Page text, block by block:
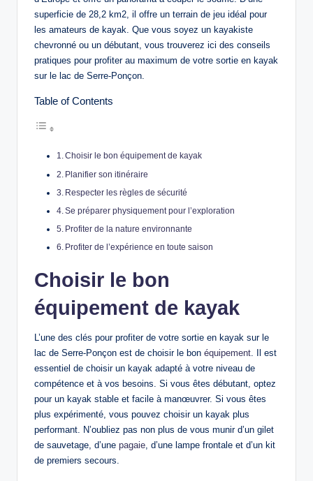
superficie de 28,2 km2, il offre un terrain de jeu idéal pour
les amateurs de kayak. Que vous soyez un kayakiste
chevronné ou un débutant, vous trouverez ici des conseils
pratiques pour profiter au maximum de votre sortie en kayak
sur le lac de Serre-Ponçon.
Table of Contents
Choisir le bon équipement de kayak
Planifier son itinéraire
Respecter les règles de sécurité
Se préparer physiquement pour l’exploration
Profiter de la nature environnante
Profiter de l’expérience en toute saison
Choisir le bon
équipement de kayak
L’une des clés pour profiter de votre sortie en kayak sur le
lac de Serre-Ponçon est de choisir le bon équipement . Il est
essentiel de choisir un kayak adapté à votre niveau de
compétence et à vos besoins. Si vous êtes débutant, optez
pour un kayak stable et facile à manœuvrer. Si vous êtes
plus expérimenté, vous pouvez choisir un kayak plus
performant. N’oubliez pas non plus de vous munir d’un gilet
de sauvetage, d’une pagaie , d’une lampe frontale et d’un kit
de premiers secours.